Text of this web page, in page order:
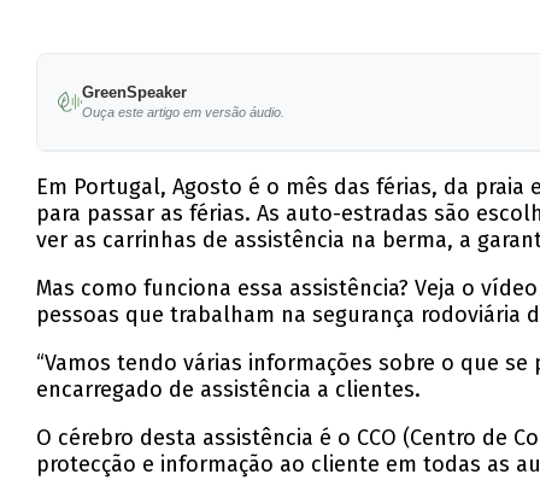
GreenSpeaker
Ouça este artigo em versão áudio.
Em Portugal, Agosto é o mês das férias, da
para passar as férias. As auto-estradas são
ver as carrinhas de assistência na berma, a
Mas como funciona essa assistência? Veja o
pessoas que trabalham na segurança rodoviária
“Vamos tendo várias informações sobre o que
encarregado de assistência a clientes.
O cérebro desta assistência é o CCO (Centro de
protecção e informação ao cliente em todas as